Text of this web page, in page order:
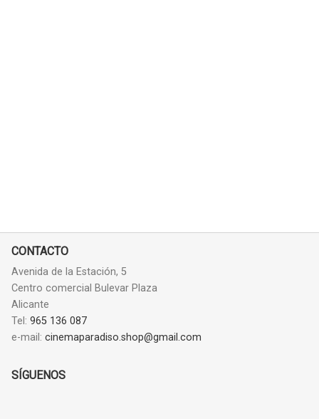
CONTACTO
Avenida de la Estación, 5
Centro comercial Bulevar Plaza
Alicante
Tel: 965 136 087
e-mail: cinemaparadiso.shop@gmail.com
SÍGUENOS